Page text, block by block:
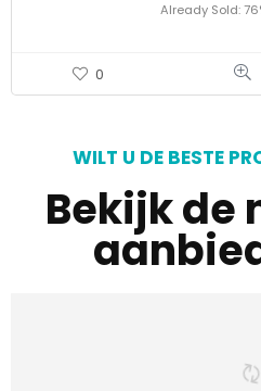
Already Sold:
0
WILT U DE BESTE
Bekijk de